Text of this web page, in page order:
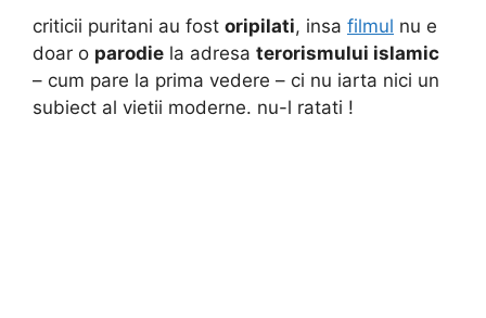
criticii puritani au fost oripilati, insa filmul nu e
doar o parodie la adresa terorismului islamic
– cum pare la prima vedere – ci nu iarta nici un
subiect al vietii moderne. nu-l ratati !